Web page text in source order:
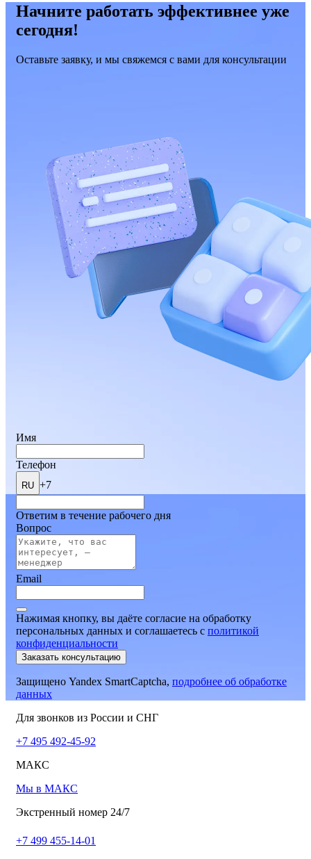
Начните работать эффективнее уже
сегодня!
Оставьте заявку, и мы свяжемся с вами для консультации
Имя
Телефон
RU +7
Ответим в течение рабочего дня
Вопрос
Email
Нажимая кнопку, вы даёте согласие на обработку
персональных данных и соглашаетесь c политикой
конфиденциальности
Заказать консультацию
Защищено Yandex SmartCaptcha, подробнее об обработке
данных
Для звонков из России и СНГ
+7 495 492-45-92
МАКС
Мы в МАКС
Экстренный номер 24/7
+7 499 455-14-01